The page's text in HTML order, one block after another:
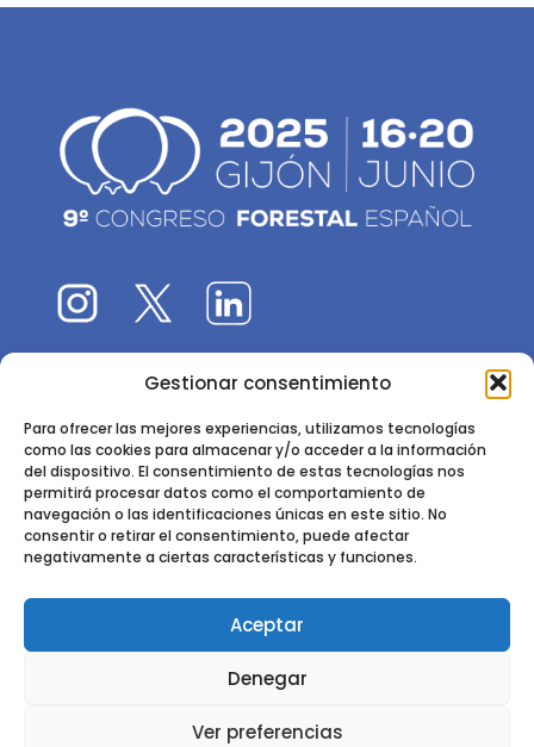
Gestionar consentimiento
Para ofrecer las mejores experiencias, utilizamos tecnologías
como las cookies para almacenar y/o acceder a la información
del dispositivo. El consentimiento de estas tecnologías nos
permitirá procesar datos como el comportamiento de
navegación o las identificaciones únicas en este sitio. No
consentir o retirar el consentimiento, puede afectar
negativamente a ciertas características y funciones.
Aceptar
Denegar
Ver preferencias
El 9CFE es una actividad promovida por laSociedad
Instituto de Ciencias Forestales, INIA-CSIC
Ctra. de la Coruña km 7,5 - 28040 Madrid
DERECHOS RESERVADOS. DISEÑO Y DESARROLLO DEL SITIO WEB,